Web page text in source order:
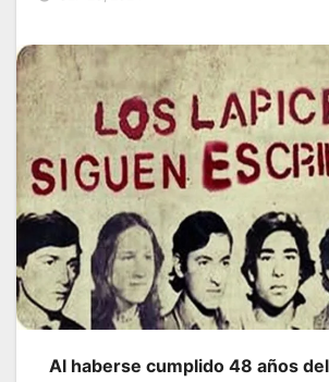
Al haberse cumplido 48 años